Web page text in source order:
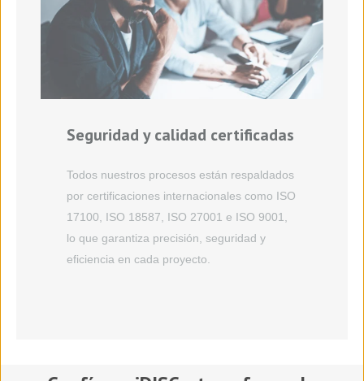
Seguridad y calidad certificadas
Todos nuestros procesos están respaldados
por certificaciones internacionales como ISO
17100, ISO 18587, ISO 27001 e ISO 9001,
lo que garantiza precisión, seguridad y
eficiencia en cada proyecto.